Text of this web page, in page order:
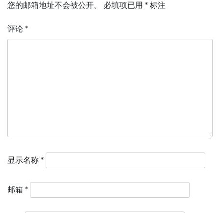
您的邮箱地址不会被公开。 必填项已用 * 标注
评论 *
显示名称 *
邮箱 *